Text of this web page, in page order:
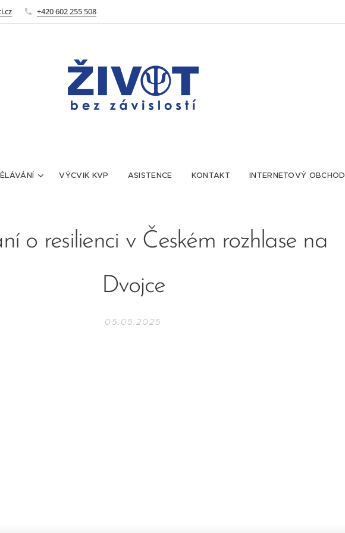
+420 602 255 508
VÝCVIK KVP ASISTENCE KONTAKT INTERNETOVÝ OBCHOD
o resilienci v Českém rozhlase na
Dvojce
05.05.2025